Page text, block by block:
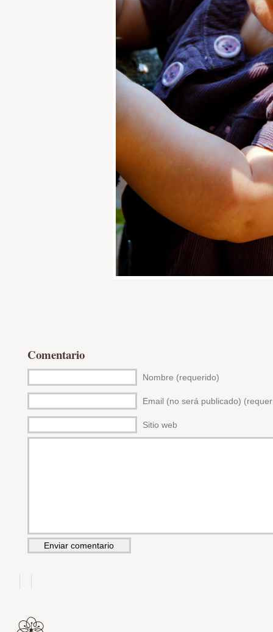
Comentario
Nombre (requerido)
Email (no será publicado)
Sitio web